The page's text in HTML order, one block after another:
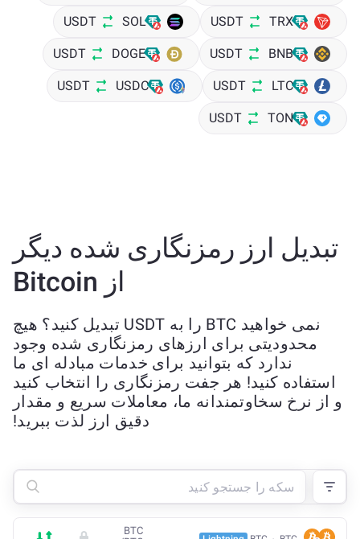
TRX
USDT
SOL
USDT
BNB
USDT
DOGE
USDT
LTC
USDT
USDC
USDT
TON
USDT
تبدیل ارز رمزنگاری شده دیگر
از Bitcoin
نمی خواهید BTC را به USDT تبدیل کنید؟ هیچ
محدودیتی برای ارزهای رمزنگاری شده وجود
ندارد که بتوانید برای خدمات مبادله ای ما
استفاده کنید! هر جفت رمزنگاری را انتخاب کنید
و از نرخ سخاوتمندانه ما، معاملات سریع و مقدار
دقیق ارز لذت ببرید!
BTC